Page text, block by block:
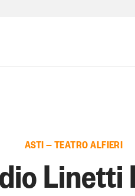
ASTI — TEATRO ALFIERI
Linetti